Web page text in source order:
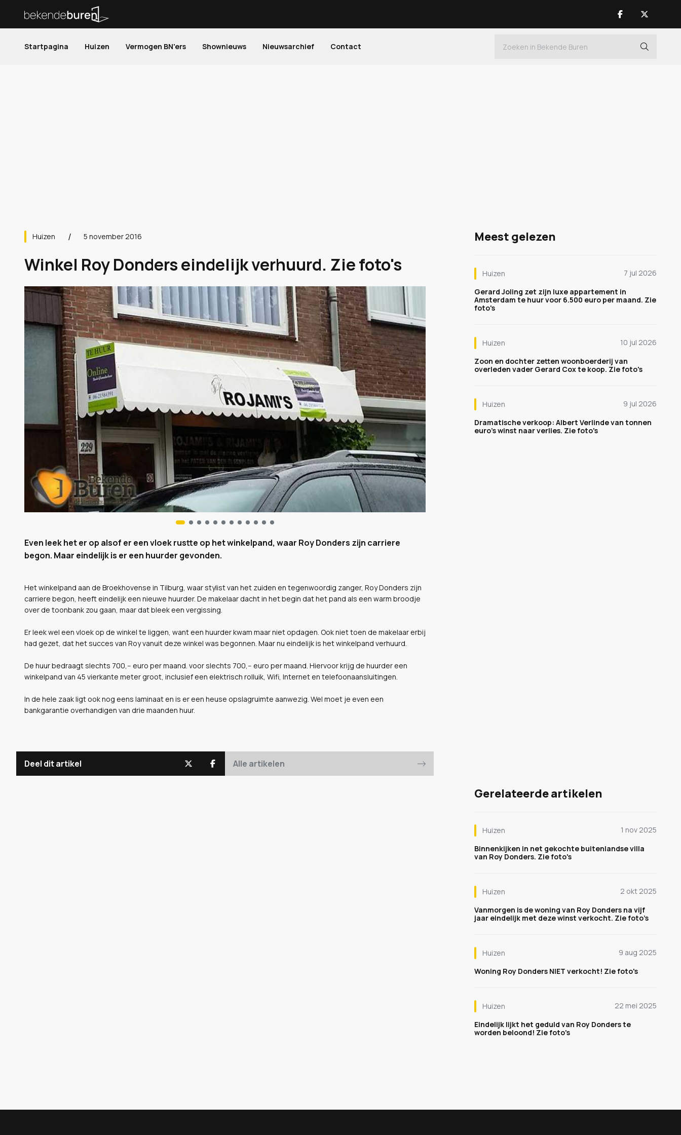
Startpagina Huizen Vermogen BN'ers Shownieuws Nieuwsarchief Contact
Huizen 5 november 2016
Winkel Roy Donders eindelijk verhuurd. Zie foto's
Even leek het er op alsof er een vloek rustte op het winkelpand, waar Roy Donders zijn carriere
begon. Maar eindelijk is er een huurder gevonden.
Het winkelpand aan de Broekhovense in Tilburg, waar stylist van het zuiden en tegenwoordig zanger, Roy Donders zijn
carriere begon, heeft eindelijk een nieuwe huurder. De makelaar dacht in het begin dat het pand als een warm broodje
over de toonbank zou gaan, maar dat bleek een vergissing.
Er leek wel een vloek op de winkel te liggen, want een huurder kwam maar niet opdagen. Ook niet toen de makelaar erbij
had gezet, dat het succes van Roy vanuit deze winkel was begonnen. Maar nu eindelijk is het winkelpand verhuurd.
De huur bedraagt slechts 700,-- euro per maand. voor slechts 700,-- euro per maand. Hiervoor krijg de huurder een
winkelpand van 45 vierkante meter groot, inclusief een elektrisch rolluik, Wifi, Internet en telefoonaansluitingen.
In de hele zaak ligt ook nog eens laminaat en is er een heuse opslagruimte aanwezig. Wel moet je even een
bankgarantie overhandigen van drie maanden huur.
Deel dit artikel Alle artikelen
Meest gelezen
Huizen
7 jul 2026
Gerard Joling zet zijn luxe appartement in
Amsterdam te huur voor 6.500 euro per maand. Zie
foto's
Huizen
10 jul 2026
Zoon en dochter zetten woonboerderij van
overleden vader Gerard Cox te koop. Zie foto's
Huizen
9 jul 2026
Dramatische verkoop: Albert Verlinde van tonnen
euro's winst naar verlies. Zie foto's
Gerelateerde artikelen
Huizen
1 nov 2025
Binnenkijken in net gekochte buitenlandse villa
van Roy Donders. Zie foto's
Huizen
2 okt 2025
Vanmorgen is de woning van Roy Donders na vijf
jaar eindelijk met deze winst verkocht. Zie foto’s
Huizen
9 aug 2025
Woning Roy Donders NIET verkocht! Zie foto's
Huizen
22 mei 2025
Eindelijk lijkt het geduld van Roy Donders te
worden beloond! Zie foto's